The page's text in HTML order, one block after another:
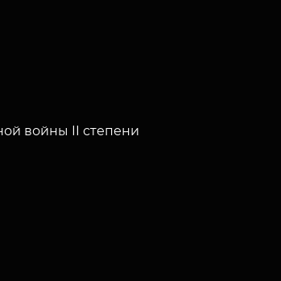
войны II степени